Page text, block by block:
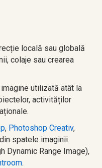
locală sau globală
colaje sau crearea
utilizată atât la
activităților
, Photoshop Creativ,
spatele imaginii
Dynamic Range Image),
.